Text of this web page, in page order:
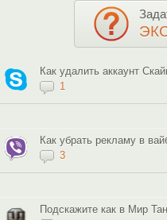
Как удалить аккаунт
1
Как убрать рекламу в
3
Подскажите как в Мир